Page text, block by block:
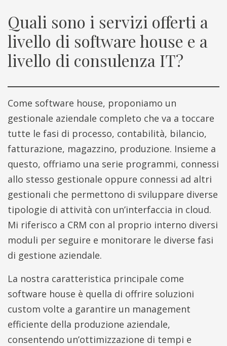
Quali sono i servizi offerti a
livello di software house e a
livello di consulenza IT?
Come software house, proponiamo un
gestionale aziendale completo che va a toccare
tutte le fasi di processo, contabilità, bilancio,
fatturazione, magazzino, produzione. Insieme a
questo, offriamo una serie programmi, connessi
allo stesso gestionale oppure connessi ad altri
gestionali che permettono di sviluppare diverse
tipologie di attività con un’interfaccia in cloud.
Mi riferisco a CRM con al proprio interno diversi
moduli per seguire e monitorare le diverse fasi
di gestione aziendale.
La nostra caratteristica principale come
software house è quella di offrire soluzioni
custom volte a garantire un management
efficiente della produzione aziendale,
consentendo un’ottimizzazione di tempi e